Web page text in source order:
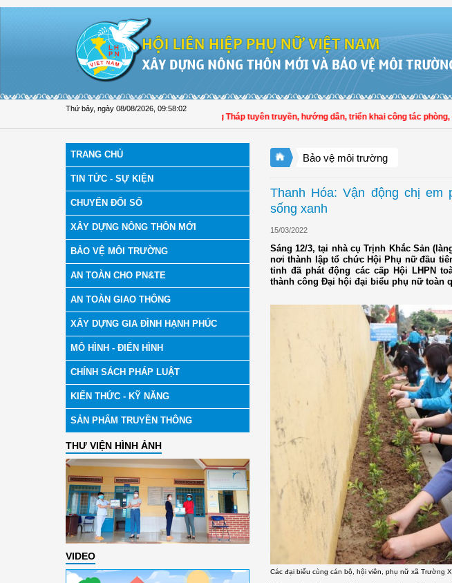
Thứ bảy, ngày 08/08/2026 09:58:03
Hội LHPN tỉnh Đồng Tháp tuyên truyền, hướng dẫn, triển khai công tác phòng,
TRANG CHỦ
TIN TỨC - SỰ KIỆN
CHUYỂN ĐỔI SỐ
XÂY DỰNG NÔNG THÔN MỚI
BẢO VỆ MÔI TRƯỜNG
AN TOÀN CHO PN&TE
AN TOÀN GIAO THÔNG
XÂY DỰNG GIA ĐÌNH HẠNH PHÚC
MÔ HÌNH - ĐIỂN HÌNH
CHÍNH SÁCH PHÁP LUẬT
KIẾN THỨC - KỸ NĂNG
SẢN PHẨM TRUYỀN THÔNG
THƯ VIỆN HÌNH ẢNH
VIDEO
Bảo vệ môi trường
Thanh Hóa: Vận động chị
sống xanh
15/03/2022
Sáng 12/3, tại nhà cụ Trịnh Khắc Sản
nơi thành lập tổ chức Hội Phụ nữ đầu
tỉnh đã phát động các cấp Hội LHPN
thành công Đại hội đại biểu phụ nữ toàn
Các đại biểu cùng cán bộ, hội viên, phụ nữ xã Trường